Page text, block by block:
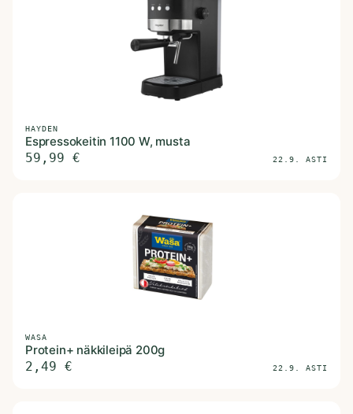
HAYDEN
Espressokeitin 1100 W, musta
59,99 € 22.9. ASTI
WASA
Protein+ näkkileipä 200g
2,49 € 22.9. ASTI